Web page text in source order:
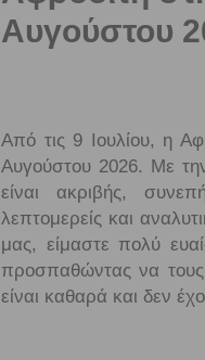
Αυγούστου
Από τις 9 Ιουλίου, η
Αυγούστου 2026. Με
είναι ακριβής,
λεπτομερείς και
μας, είμαστε πολύ
προσπαθώντας να τους
είναι καθαρά και δεν